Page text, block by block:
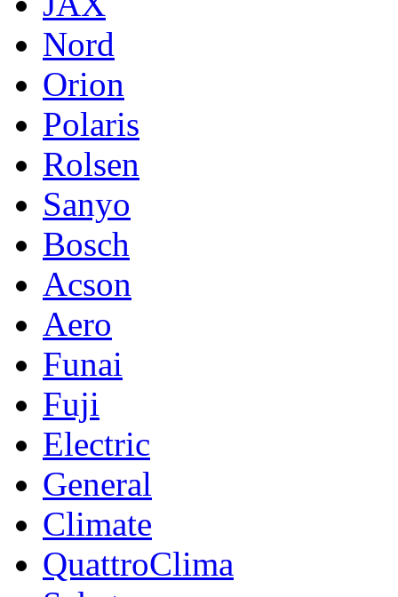
Nord
Orion
Polaris
Rolsen
Sanyo
Bosch
Acson
Aero
Funai
Fuji
Electric
General
Climate
QuattroClima